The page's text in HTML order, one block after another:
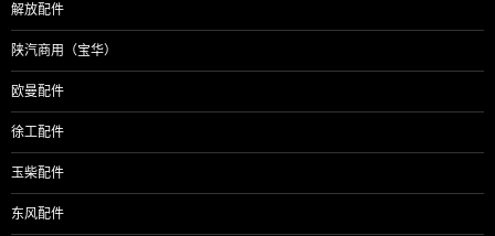
解放配件
陕汽商用（宝华）
欧曼配件
徐工配件
玉柴配件
东风配件